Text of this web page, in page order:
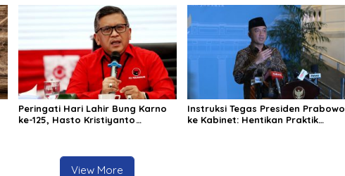
Peringati Hari Lahir Bung Karno
ke-125, Hasto Kristiyanto
Instruksi Tegas Presiden Prabowo
ke Kabinet: Hentikan Praktik
View More